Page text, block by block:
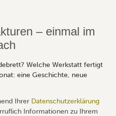
– einmal im
Welche Werkstatt fertigt
eine Geschichte, neue
Ihrer Datenschutzerklärung
Informationen zu Ihrem